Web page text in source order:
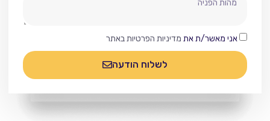
אני מאשר/ת את מדיניות הפרטיות באתר
לשלוח הודעה